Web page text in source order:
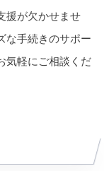
援が欠かせませ
な手続きのサポー
気軽にご相談くだ